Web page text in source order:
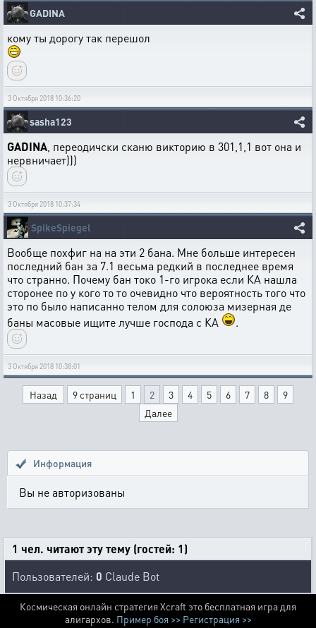
GADINA
кому ты дорогу так перешол
3 Октября 2018 10:36:20
sasha123
GADINA , переодичски сканю викторию в 301,1,1 вот она и
нервничает)))
3 Октября 2018 10:37:34
SpikeSpiegel
Вообще похфиг на на эти 2 бана. Мне больше интересен
последний бан за 7.1 весьма редкий в последнее время
что странно. Почему бан токо 1-го игрока если КА нашла
сторонее по у кого то то очевидно что вероятность того что
это по было написанно телом для солоюза мизерная де
баны масовые ищите лучше господа с КА
.
3 Октября 2018 10:38:01
Назад 9 страниц 1 2 3 4 5 6 7 8
9
Далее
Информация
Вы не авторизованы
1 чел. читают эту тему (гостей: 1)
Пользователей: 0 Claude Bot
Космическая онлайн стратегия Xcraft это бесплатная игра для
алигархов. Пример боя >> Регистрация >>